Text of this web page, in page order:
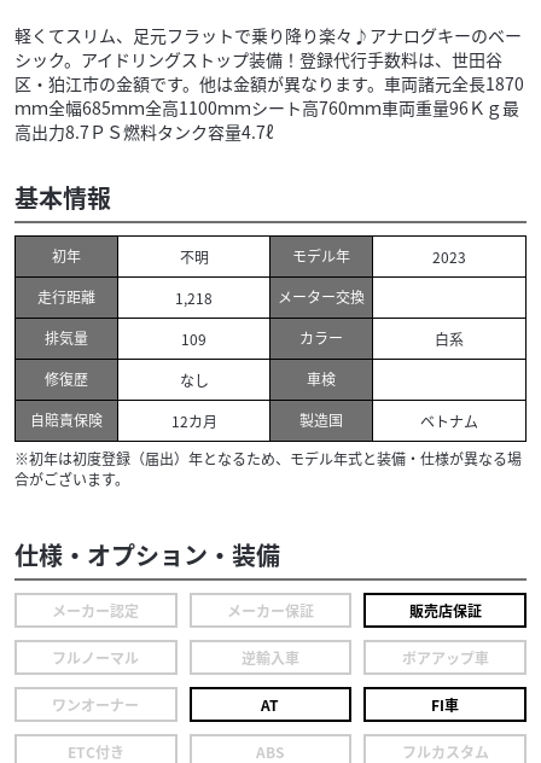
軽くてスリム、足元フラットで乗り降り楽々♪アナログキーのベー
シック。アイドリングストップ装備！登録代行手数料は、世田谷
区・狛江市の金額です。他は金額が異なります。車両諸元全長1870
ｍｍ全幅685ｍｍ全高1100ｍｍシート高760ｍｍ車両重量96Ｋｇ最
高出力8.7ＰＳ燃料タンク容量4.7ℓ
基本情報
初年 不明 モデル年
2023
走行距離
1,218
メーター交換
排気量
109 カラー
白系
修復歴
なし
車検
自賠責保険
12カ月 製造国
ベトナム
※初年は初度登録（届出）年となるため、モデル年式と装備・仕様が異なる場
合がございます。
仕様・オプション・装備
メーカー認定 メーカー保証 販売店保証
フルノーマル 逆輸入車 ボアアップ車
ワンオーナー AT FI車
ETC付き ABS フルカスタム